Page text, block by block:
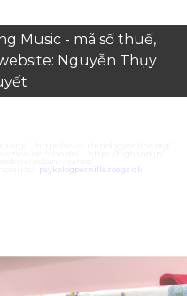
Music - mã số thuế,
Nguyễn Thụy
psykologpernillezoega.dk